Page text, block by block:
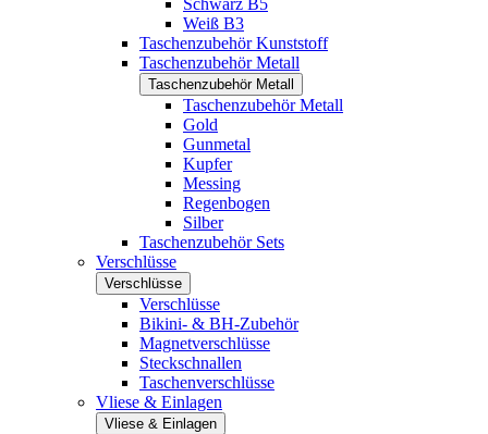
Schwarz B5
Weiß B3
Taschenzubehör Kunststoff
Taschenzubehör Metall
Taschenzubehör Metall
Taschenzubehör Metall
Gold
Gunmetal
Kupfer
Messing
Regenbogen
Silber
Taschenzubehör Sets
Verschlüsse
Verschlüsse
Verschlüsse
Bikini- & BH-Zubehör
Magnetverschlüsse
Steckschnallen
Taschenverschlüsse
Vliese & Einlagen
Vliese & Einlagen